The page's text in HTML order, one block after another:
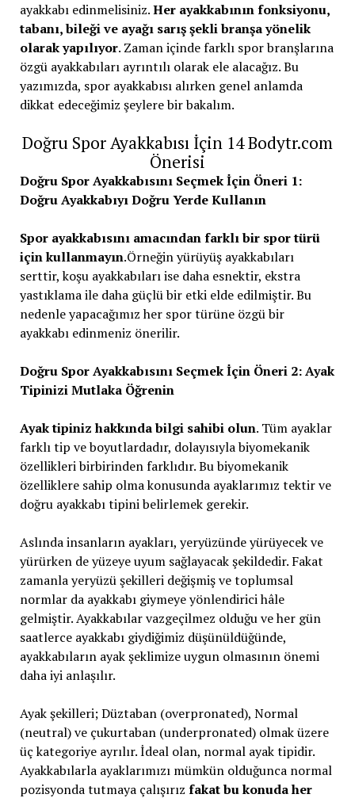
ayakkabı edinmelisiniz.Her ayakkabının fonksiyonu,
tabanı, bileği ve ayağı sarış şekli branşa yönelik
olarak yapılıyor. Zaman içinde farklı spor branşlarına
özgü ayakkabıları ayrıntılı olarak ele alacağız. Bu
yazımızda, spor ayakkabısı alırken genel anlamda
dikkat edeceğimiz şeylere bir bakalım.
Doğru Spor Ayakkabısı İçin 14 Bodytr.com
Önerisi
Doğru Spor Ayakkabısını Seçmek İçin Öneri 1:
Doğru Ayakkabıyı Doğru Yerde Kullanın
Spor ayakkabısını amacından farklı bir spor türü
için kullanmayın.Örneğin yürüyüş ayakkabıları
serttir, koşu ayakkabıları ise daha esnektir, ekstra
yastıklama ile daha güçlü bir etki elde edilmiştir. Bu
nedenle yapacağımız her spor türüne özgü bir
ayakkabı edinmeniz önerilir.
Doğru Spor Ayakkabısını Seçmek İçin Öneri 2: Ayak
Tipinizi Mutlaka Öğrenin
Ayak tipiniz hakkında bilgi sahibi olun. Tüm ayaklar
farklı tip ve boyutlardadır, dolayısıyla biyomekanik
özellikleri birbirinden farklıdır. Bu biyomekanik
özelliklere sahip olma konusunda ayaklarımız tektir ve
doğru ayakkabı tipini belirlemek gerekir.
Aslında insanların ayakları, yeryüzünde yürüyecek ve
yürürken de yüzeye uyum sağlayacak şekildedir. Fakat
zamanla yeryüzü şekilleri değişmiş ve toplumsal
normlar da ayakkabı giymeye yönlendirici hâle
gelmiştir. Ayakkabılar vazgeçilmez olduğu ve her gün
saatlerce ayakkabı giydiğimiz düşünüldüğünde,
ayakkabıların ayak şeklimize uygun olmasının önemi
daha iyi anlaşılır.
Ayak şekilleri; Düztaban (overpronated), Normal
(neutral) ve çukurtaban (underpronated) olmak üzere
üç kategoriye ayrılır. İdeal olan, normal ayak tipidir.
Ayakkabılarla ayaklarımızı mümkün olduğunca normal
pozisyonda tutmaya çalışırız fakat bu konuda her